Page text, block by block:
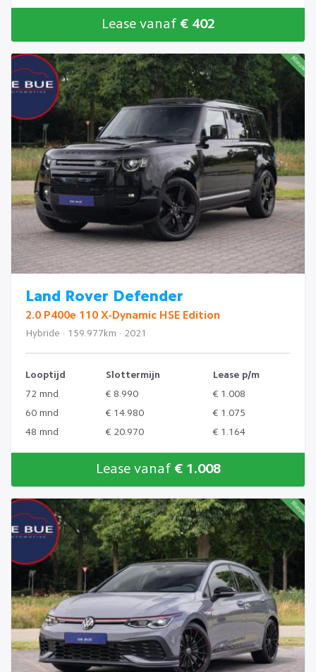
Lease vanaf € 402
Land Rover Defender
2.0 P400e 110 X-Dynamic HSE Edition
Hybride · 159.977km · 2021
Looptijd Slottermijn
Lease p/m
72 mnd
€ 8.990
€ 1.008
60 mnd
€ 14.980
€ 1.075
48 mnd
€ 20.970 € 1.164
Lease vanaf € 1.008